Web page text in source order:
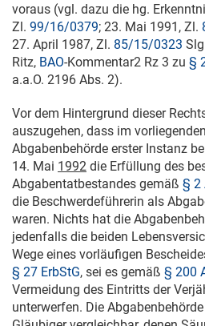
voraus (vgl. dazu die hg.
Zl. 99/16/0379; 23. Mai 1991 , Zl.
27. April 1987, Zl. 85/15/0323
Ritz, BAO-Kommentar2 Rz 3 zu §
a.a.O. 2196 Abs. 2).
Vor dem Hintergrund dieser
auszugehen, dass im
Abgabenbehörde erster Instanz
14. Mai 1992 die Erfüllung des
Abgabentatbestandes gemäß § 2
die Beschwerdeführerin als
waren. Nichts hat die
jedenfalls die beiden
Wege eines vorläufigen
§ 27 ErbStG, sei es gemäß § 200
Vermeidung des Eintritts der
unterwerfen. Die